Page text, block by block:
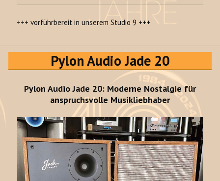
+++ vorführbereit in unserem Studio 9 +++
Pylon Audio Jade 20
Pylon Audio Jade 20: Moderne Nostalgie für
anspruchsvolle Musikliebhaber